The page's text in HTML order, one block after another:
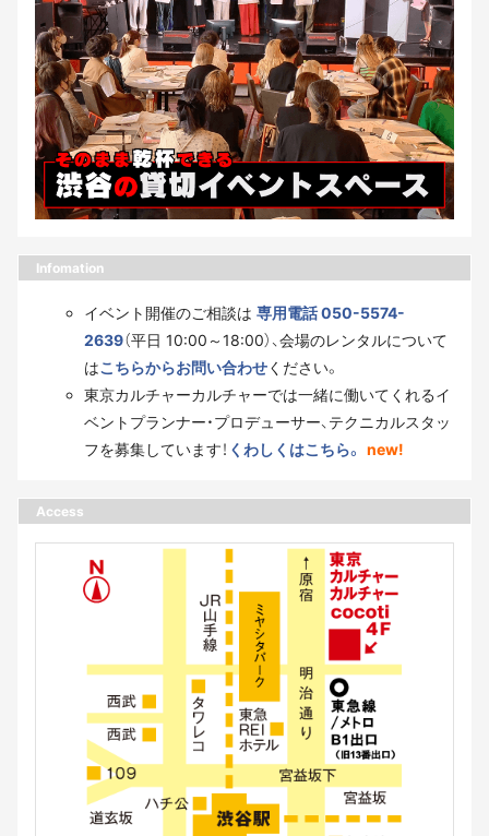
Infomation
イベント開催のご相談は 専用電話 050-5574-
2639（平日 10:00～18:00）、会場のレンタルについて
はこちらからお問い合わせください。
東京カルチャーカルチャーでは一緒に働いてくれるイ
ベントプランナー・プロデューサー、テクニカルスタッ
フを募集しています！ くわしくはこちら。 new!
Access